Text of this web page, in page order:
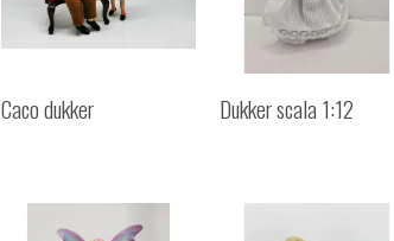
Caco dukker Dukker scala 1:12